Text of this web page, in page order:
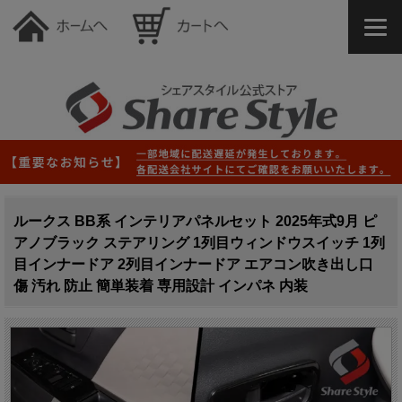
ルークス BB系 インテリアパネルセット 2025年式9月 ピ
アノブラック ステアリング 1列目ウィンドウスイッチ 1列
目インナードア 2列目インナードア エアコン吹き出し口
傷 汚れ 防止 簡単装着 専用設計 インパネ 内装